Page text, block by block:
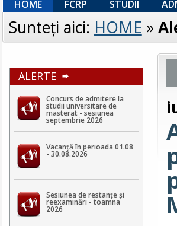
HOME FCRP STUDII
Sunteţi aici: HOME »
ALERTE
Concurs de admitere la
studii universitare de
masterat - sesiunea
septembrie 2026
Vacanță în perioada 01.08
- 30.08.2026
Sesiunea de restanțe și
reexaminări - toamna
2026